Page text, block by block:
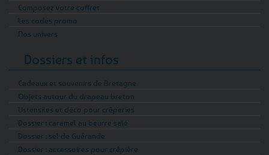
Composez votre coffret
Les codes promo
Nos univers
Dossiers et infos
Cadeaux et souvenirs de Bretagne
Objets autour du drapeau breton
Ustensiles et déco pour crêperies
Dossier : caramel au beurre salé
Dossier : sel de Guérande
Dossier : accessoires pour crêpière